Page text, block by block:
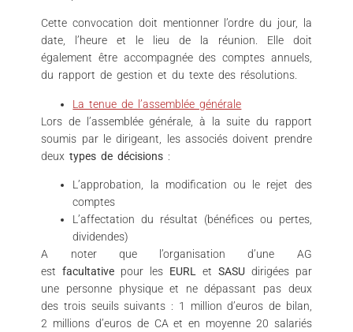
Cette convocation doit mentionner l’ordre du jour, la
date, l’heure et le lieu de la réunion. Elle doit
également être accompagnée des comptes annuels,
du rapport de gestion et du texte des résolutions.
La tenue de l’assemblée générale
Lors de l’assemblée générale, à la suite du rapport
soumis par le dirigeant, les associés doivent prendre
deuxtypes de décisions :
L’approbation, la modification ou le rejet des
comptes
L’affectation du résultat (bénéfices ou pertes,
dividendes)
A noter que l’organisation d’une AG
est facultative pour les EURL et SASUdirigées par
une personne physique et ne dépassant pas deux
des trois seuils suivants : 1 million d’euros de bilan,
2 millions d’euros de CA et en moyenne 20 salariés